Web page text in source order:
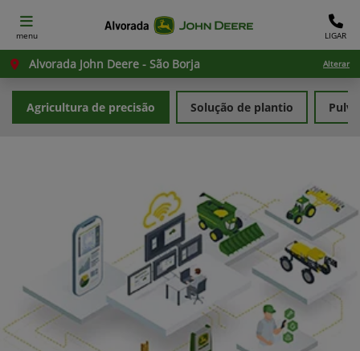
menu LIGAR
Alvorada John Deere - São Borja Alterar
Solução de plantio
Agricultura de precisão